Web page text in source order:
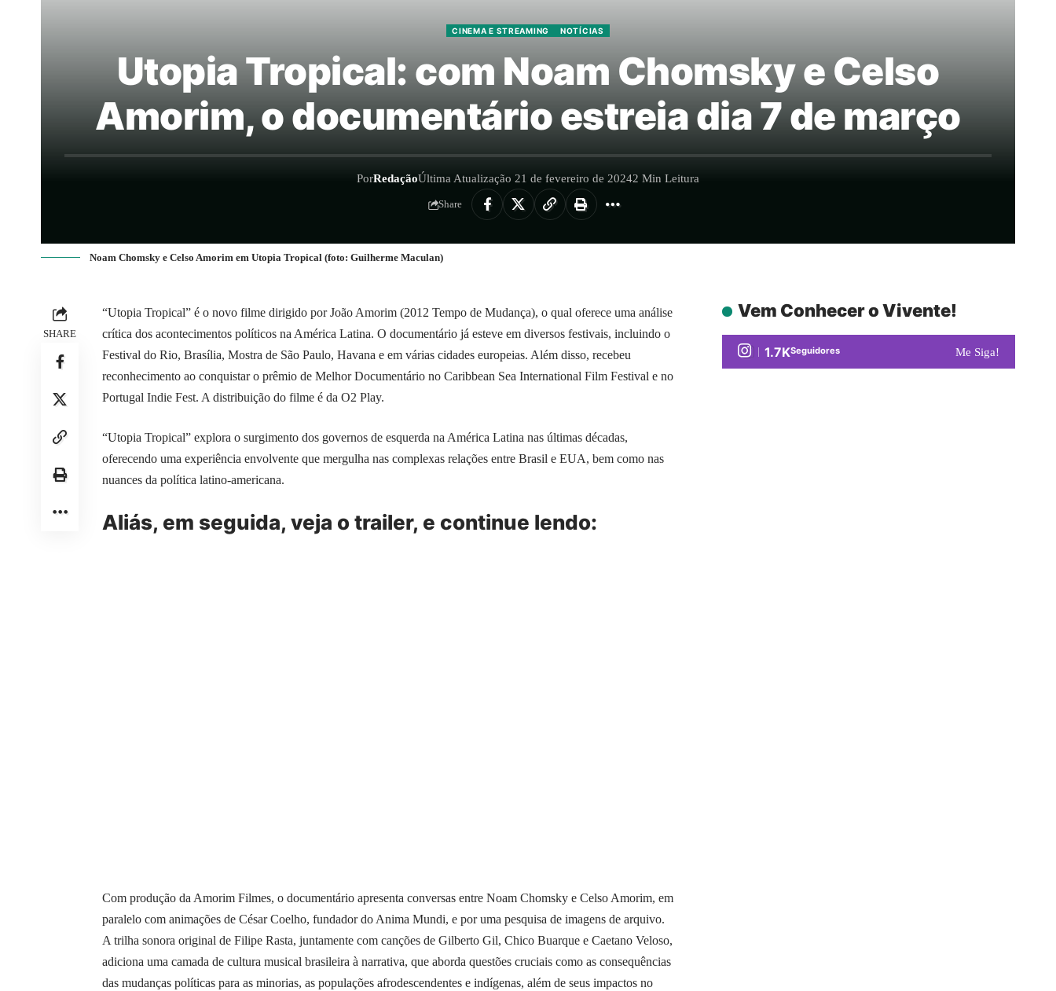
CINEMA E STREAMING NOTÍCIAS
Utopia Tropical: com Noam Chomsky e Celso
Amorim, o documentário estreia dia 7 de março
PorRedaçãoÚltima Atualização 21 de fevereiro de 20242 Min Leitura
Share
Noam Chomsky e Celso Amorim em Utopia Tropical (foto: Guilherme Maculan)
SHARE
“Utopia Tropical” é o novo filme dirigido por João Amorim (2012 Tempo de Mudança), o qual oferece uma análise
crítica dos acontecimentos políticos na América Latina. O documentário já esteve em diversos festivais, incluindo o
Festival do Rio, Brasília, Mostra de São Paulo, Havana e em várias cidades europeias. Além disso, recebeu
reconhecimento ao conquistar o prêmio de Melhor Documentário no Caribbean Sea International Film Festival e no
Portugal Indie Fest. A distribuição do filme é da O2 Play.
“Utopia Tropical” explora o surgimento dos governos de esquerda na América Latina nas últimas décadas,
oferecendo uma experiência envolvente que mergulha nas complexas relações entre Brasil e EUA, bem como nas
nuances da política latino-americana.
Aliás, em seguida, veja o trailer, e continue lendo:
Com produção da Amorim Filmes, o documentário apresenta conversas entre Noam Chomsky e Celso Amorim, em
paralelo com animações de César Coelho, fundador do Anima Mundi, e por uma pesquisa de imagens de arquivo.
A trilha sonora original de Filipe Rasta, juntamente com canções de Gilberto Gil, Chico Buarque e Caetano Veloso,
adiciona uma camada de cultura musical brasileira à narrativa, que aborda questões cruciais como as consequências
das mudanças políticas para as minorias, as populações afrodescendentes e indígenas, além de seus impactos no
Vem Conhecer o Vivente!
1.7KSeguidores Me Siga!